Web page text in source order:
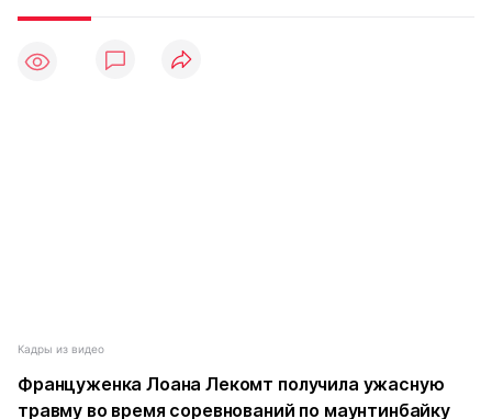
Кадры из видео
Француженка Лоана Лекомт получила ужасную
травму во время соревнований по маунтинбайку